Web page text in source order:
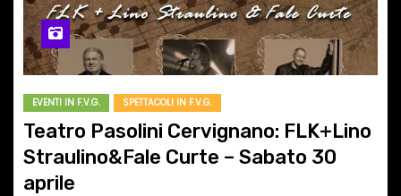
EVENTI IN F.V.G. SPETTACOLI IN F.V.G.
Teatro Pasolini Cervignano: FLK+Lino
Straulino&Fale Curte – Sabato 30
aprile